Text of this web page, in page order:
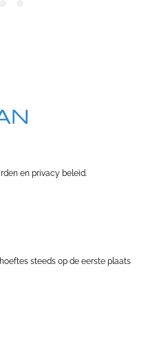
en privacy beleid.
steeds op de eerste plaats